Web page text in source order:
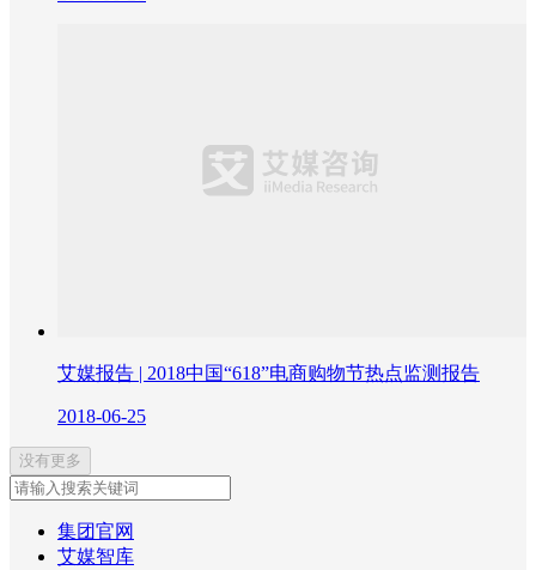
艾媒报告 | 2018中国“618”电商购物节热点监测报告
2018-06-25
没有更多
集团官网
艾媒智库